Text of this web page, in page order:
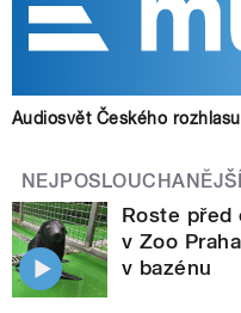
Audiosvět Českého
NEJPOSLOUCHANĚJŠÍ
Roste před
v Zoo
v bazénu